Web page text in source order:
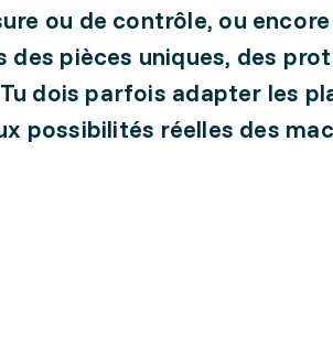
ou de contrôle, ou
des pièces uniques, des
dois parfois adapter les
possibilités réelles des